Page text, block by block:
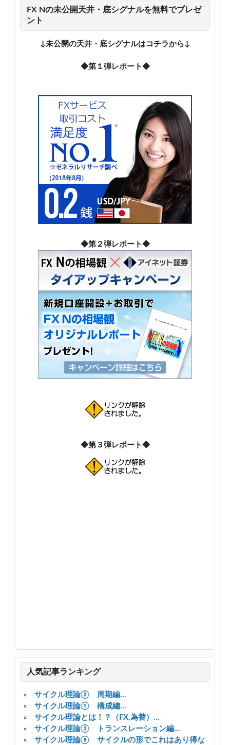
FX Nの未公開天井・底シグナルを無料でプレゼ
ント
↓未公開の天井・底シグナルはコチラから↓
◆第１弾レポート◆
◆第２弾レポート◆
◆第３弾レポート◆
人気記事ランキング
サイクル理論② 周期編...
サイクル理論① 構成編...
サイクル理論とは！？（FX,為替）...
サイクル理論③ トランスレーション編...
サイクル理論⑧ サイクルの形でこれはあり得な